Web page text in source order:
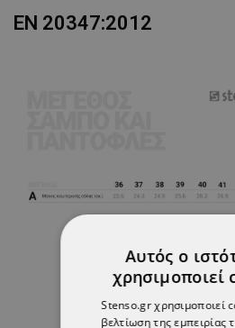
EN 20347:2012
Αυτός ο
χρησιμοποιεί
Stenso.gr χρησιμοποιεί
βελτίωση της